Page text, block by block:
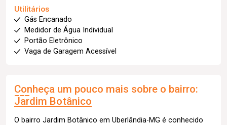
Utilitários
Gás Encanado
Medidor de Água Individual
Portão Eletrônico
Vaga de Garagem Acessível
Conheça um pouco mais sobre o bairro:
Jardim Botânico
O bairro Jardim Botânico em Uberlândia-MG é conhecido